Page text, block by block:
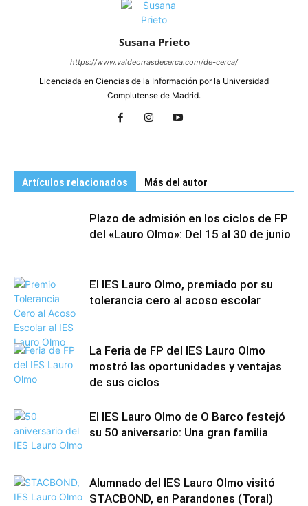
Susana Prieto
https://www.valdeorrasdecerca.com/de-cerca/
Licenciada en Ciencias de la Información por la Universidad
Complutense de Madrid.
Artículos relacionados Más del autor
Plazo de admisión en los ciclos de FP
del «Lauro Olmo»: Del 15 al 30 de junio
El IES Lauro Olmo, premiado por su
tolerancia cero al acoso escolar
La Feria de FP del IES Lauro Olmo
mostró las oportunidades y ventajas
de sus ciclos
El IES Lauro Olmo de O Barco festejó
su 50 aniversario: Una gran familia
Alumnado del IES Lauro Olmo visitó
STACBOND, en Parandones (Toral)